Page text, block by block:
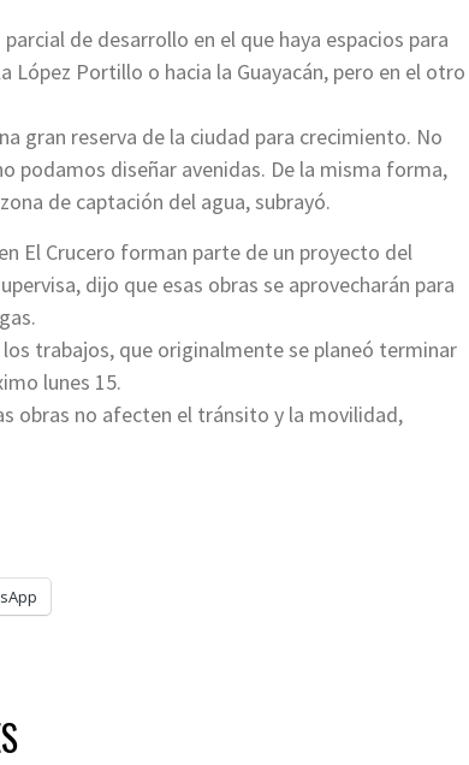
de desarrollo en el que haya espacios para
López Portillo o hacia la Guayacán, pero en el otro
gran reserva de la ciudad para crecimiento. No
podamos diseñar avenidas. De la misma forma,
de captación del agua, subrayó.
El Crucero forman parte de un proyecto del
dijo que esas obras se aprovecharán para
trabajos, que originalmente se planeó terminar
lunes 15.
obras no afecten el tránsito y la movilidad,